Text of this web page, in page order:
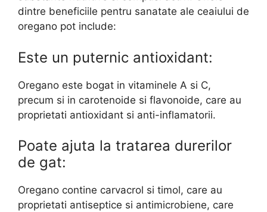
dintre beneficiile pentru sanatate ale ceaiului de
oregano pot include:
Este un puternic antioxidant:
Oregano este bogat in vitaminele A si C,
precum si in carotenoide si flavonoide, care au
proprietati antioxidant si anti-inflamatorii.
Poate ajuta la tratarea durerilor
de gat:
Oregano contine carvacrol si timol, care au
proprietati antiseptice si antimicrobiene, care